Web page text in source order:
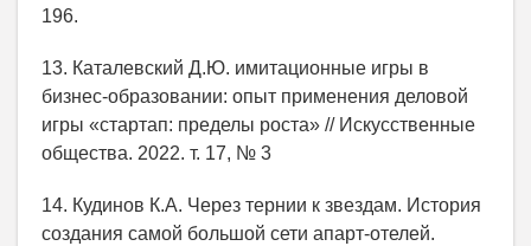
196.
13. Каталевский Д.Ю. имитационные игры в
бизнес-образовании: опыт применения деловой
игры «стартап: пределы роста» // Искусственные
общества. 2022. т. 17, № 3
14. Кудинов К.А. Через тернии к звездам. История
создания самой большой сети апарт-отелей.